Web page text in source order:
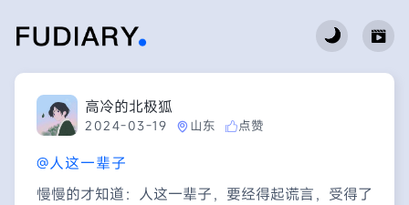
高冷的北极狐
2024-03-19 山东 点赞
@人这一辈子
慢慢的才知道：人这一辈子，要经得起谎言，受得了